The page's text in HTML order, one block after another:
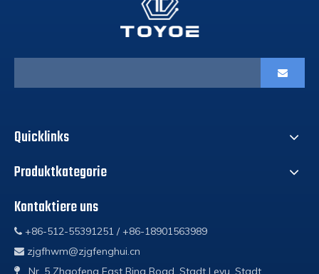
Quicklinks
Produktkategorie
Kontaktiere uns
 +86-512-55391251 / +86-18901563989
 zjgfhwm@zjgfenghui.cn
 Nr. 5 Zhaofeng East Ring Road, Stadt Leyu, Stadt